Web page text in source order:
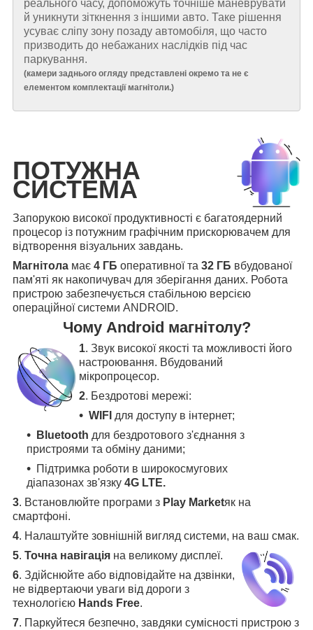
реального часу, допоможуть точніше маневрувати
й уникнути зіткнення з іншими авто. Таке рішення
усуває сліпу зону позаду автомобіля, що часто
призводить до небажаних наслідків під час
паркування.
(камери заднього огляду представлені окремо та не є
елементом комплектації магнітоли.)
ПОТУЖНА
СИСТЕМА
Запорукою високої продуктивності є багатоядерний
процесор із потужним графічним прискорювачем для
відтворення візуальних завдань.
Магнітола має 4 ГБ оперативної та 32 ГБ вбудованої
пам'яті як накопичувач для зберігання даних. Робота
пристрою забезпечується стабільною версією
операційної системи ANDROID.
Чому Android магнітолу?
1. Звук високої якості та можливості його
настроювання. Вбудований
мікропроцесор.
2. Бездротові мережі:
WIFI для доступу в інтернет;
Bluetooth для бездротового з'єднання з
пристроями та обміну даними;
Підтримка роботи в широкосмугових
діапазонах зв'язку 4G LTE.
3. Встановлюйте програми з Play Marketяк на
смартфоні.
4. Налаштуйте зовнішній вигляд системи, на ваш смак.
5. Точна навігація на великому дисплеї.
6. Здійснюйте або відповідайте на дзвінки,
не відвертаючи уваги від дороги з
технологією Hands Free.
7. Паркуйтеся безпечно, завдяки сумісності пристрою з